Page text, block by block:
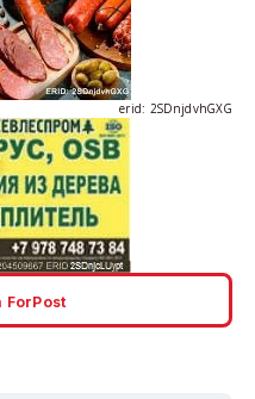
erid: 2SDnjdvhGXG
ForPost